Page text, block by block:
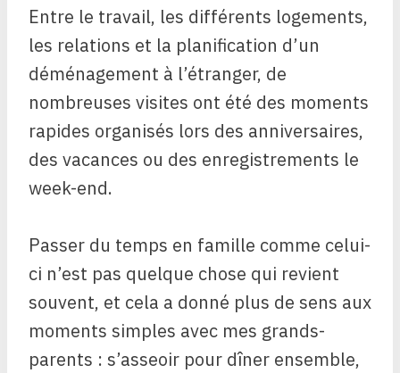
Entre le travail, les différents logements,
les relations et la planification d’un
déménagement à l’étranger, de
nombreuses visites ont été des moments
rapides organisés lors des anniversaires,
des vacances ou des enregistrements le
week-end.
Passer du temps en famille comme celui-
ci n’est pas quelque chose qui revient
souvent, et cela a donné plus de sens aux
moments simples avec mes grands-
parents : s’asseoir pour dîner ensemble,